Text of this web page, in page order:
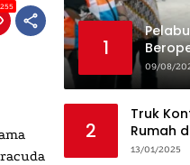
255
1
09/08/
2
Truk
Rumah
13/01/2025